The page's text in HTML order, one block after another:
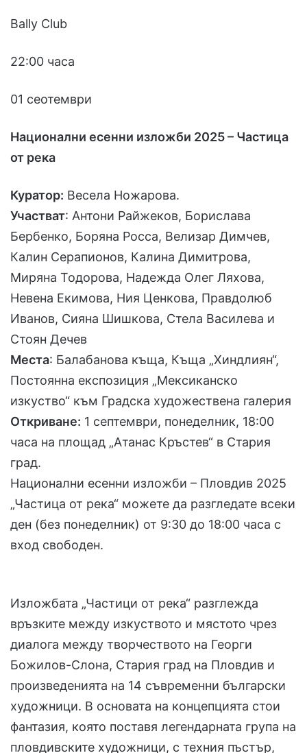
Bally Club
22:00 часа
01 сеотември
Национални есенни изложби 2025 – Частица
от река
Куратор: Весела Ножарова.
Участват: Антони Райжеков, Борислава
Бербенко, Боряна Росса, Велизар Димчев,
Калин Серапионов, Калина Димитрова,
Миряна Тодорова, Надежда Олег Ляхова,
Невена Екимова, Ния Ценкова, Правдолюб
Иванов, Сияна Шишкова, Стела Василева и
Стоян Дечев
Места: Балабанова къща, Къща „Хиндлиян“,
Постоянна експозиция „Мексиканско
изкуство“ към Градска художествена галерия
Откриване: 1 септември, понеделник, 18:00
часа на площад „Атанас Кръстев“ в Стария
град.
Национални есенни изложби – Пловдив 2025
„Частица от река“ можете да разгледате всеки
ден (без понеделник) от 9:30 до 18:00 часа с
вход свободен.
Изложбата „Частици от река“ разглежда
връзките между изкуството и мястото чрез
диалога между творчеството на Георги
Божилов-Слона, Стария град на Пловдив и
произведенията на 14 съвременни български
художници. В основата на концепцията стои
фантазия, която поставя легендарната група на
пловдивските художници, с техния пъстър,